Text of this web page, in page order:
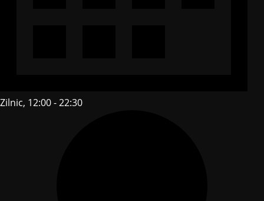
Zilnic, 12:00 - 22:30